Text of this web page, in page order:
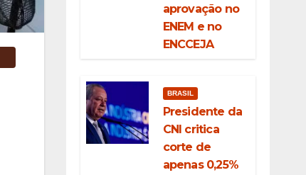
aprovação no
ENEM e no
ENCCEJA
BRASIL
Presidente da
CNI critica
corte de
apenas 0,25%